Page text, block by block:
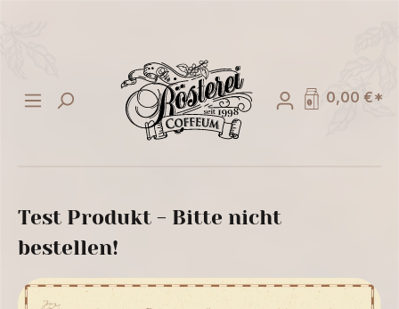
0,00 €*
Test Produkt - Bitte nicht
bestellen!